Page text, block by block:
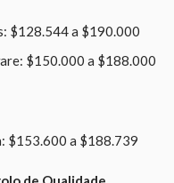
$128.544 a $190.000
$150.000 a $188.000
$153.600 a $188.739